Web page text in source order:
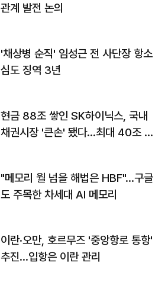
관계 발전 논의
'채상병 순직' 임성근 전 사단장 항소
심도 징역 3년
현금 88조 쌓인 SK하이닉스, 국내
채권시장 '큰손' 됐다…최대 40조 투
"메모리 월 넘을 해법은 HBF"…구글
도 주목한 차세대 AI 메모리
이란·오만, 호르무즈 '중앙항로 통항'
추진…입항은 이란 관리